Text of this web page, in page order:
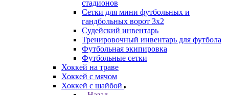
стадионов
Сетки для мини футбольных и
гандбольных ворот 3х2
Судейский инвентарь
Тренировочный инвентарь для футбола
Футбольная экипировка
Футбольные сетки
Хоккей на траве
Хоккей с мячом
Хоккей с шайбой